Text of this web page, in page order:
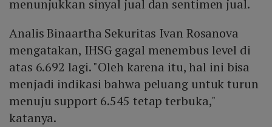
menunjukkan sinyal jual dan sentimen jual.
Analis Binaartha Sekuritas Ivan Rosanova
mengatakan, IHSG gagal menembus level di
atas 6.692 lagi. "Oleh karena itu, hal ini bisa
menjadi indikasi bahwa peluang untuk turun
menuju support 6.545 tetap terbuka,"
katanya.